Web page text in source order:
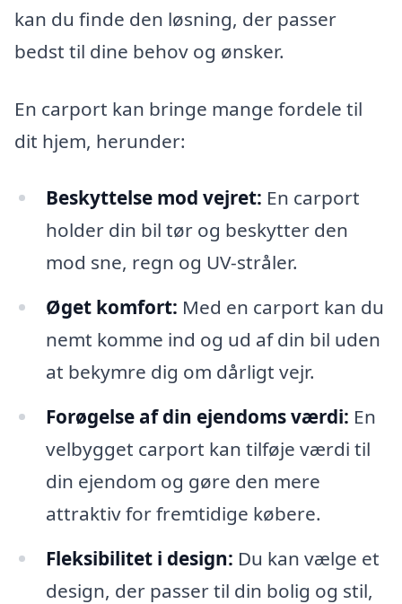
kan du finde den løsning, der passer
bedst til dine behov og ønsker.
En carport kan bringe mange fordele til
dit hjem, herunder:
Beskyttelse mod vejret: En carport
holder din bil tør og beskytter den
mod sne, regn og UV-stråler.
Øget komfort: Med en carport kan du
nemt komme ind og ud af din bil uden
at bekymre dig om dårligt vejr.
Forøgelse af din ejendoms værdi: En
velbygget carport kan tilføje værdi til
din ejendom og gøre den mere
attraktiv for fremtidige købere.
Fleksibilitet i design: Du kan vælge et
design, der passer til din bolig og stil,